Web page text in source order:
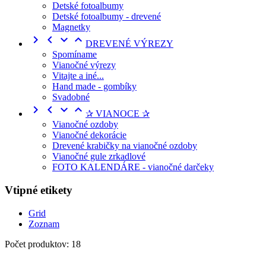
Detské fotoalbumy
Detské fotoalbumy - drevené
Magnetky
    DREVENÉ VÝREZY
Spomíname
Vianočné výrezy
Vitajte a iné...
Hand made - gombíky
Svadobné
    ✰ VIANOCE ✰
Vianočné ozdoby
Vianočné dekorácie
Drevené krabičky na vianočné ozdoby
Vianočné gule zrkadlové
FOTO KALENDÁRE - vianočné darčeky
Vtipné etikety
Grid
Zoznam
Počet produktov: 18